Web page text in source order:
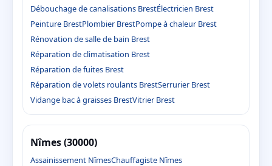
Débouchage de canalisations BrestÉlectricien Brest
Peinture BrestPlombier BrestPompe à chaleur Brest
Rénovation de salle de bain Brest
Réparation de climatisation Brest
Réparation de fuites Brest
Réparation de volets roulants BrestSerrurier Brest
Vidange bac à graisses BrestVitrier Brest
Nîmes (30000)
Assainissement NîmesChauffagiste Nîmes